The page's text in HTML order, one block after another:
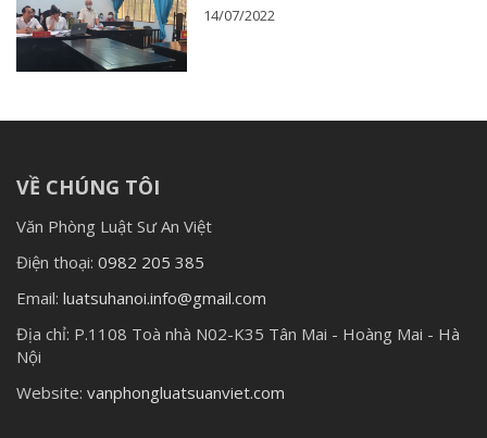
14/07/2022
VỀ CHÚNG TÔI
Văn Phòng Luật Sư An Việt
Điện thoại: 0982 205 385
Email: luatsuhanoi.info@gmail.com
Địa chỉ: P.1108 Toà nhà N02-K35 Tân Mai - Hoàng Mai - Hà
Nội
Website: vanphongluatsuanviet.com